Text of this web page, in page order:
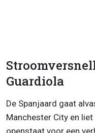
Guardiola
De Spanjaard gaat
Manchester City en